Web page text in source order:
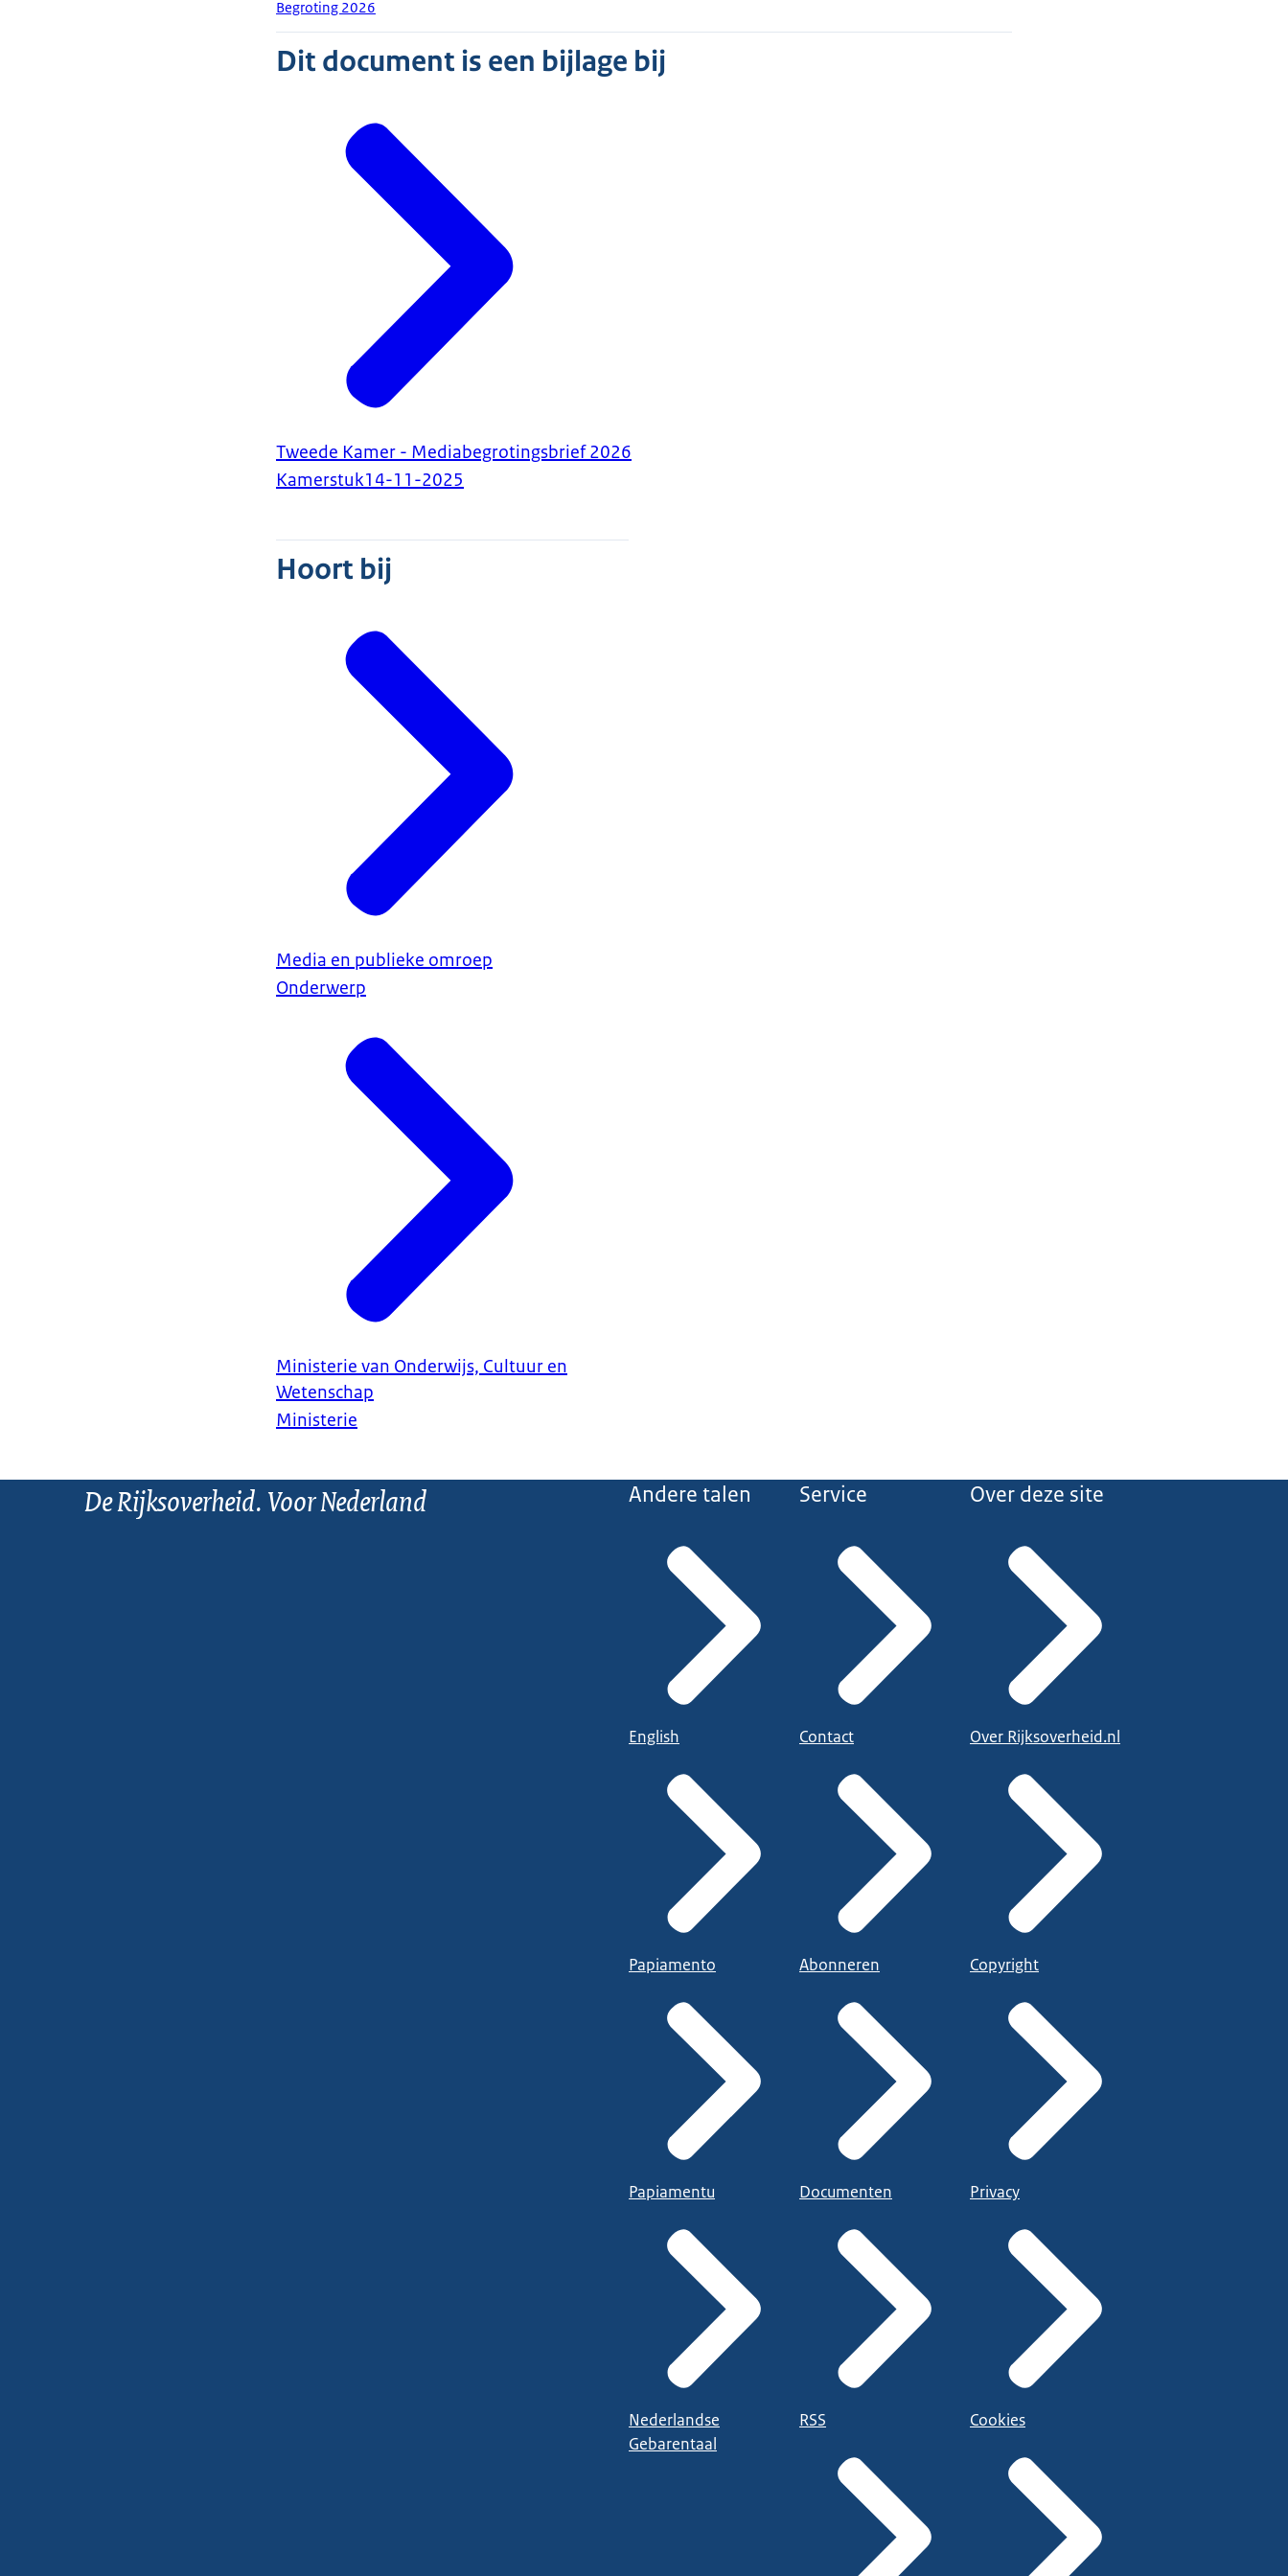
Begroting 2026
Dit document is een bijlage bij
Tweede Kamer - Mediabegrotingsbrief 2026
Kamerstuk14-11-2025
Hoort bij
Media en publieke omroep
Onderwerp
Ministerie van Onderwijs, Cultuur en
Wetenschap
Ministerie
De Rijksoverheid. Voor Nederland Andere talen
English
Papiamento
Papiamentu
Nederlandse
Gebarentaal
Service
Contact
Abonneren
Documenten
RSS
Over deze site
Over Rijksoverheid.nl
Copyright
Privacy
Cookies